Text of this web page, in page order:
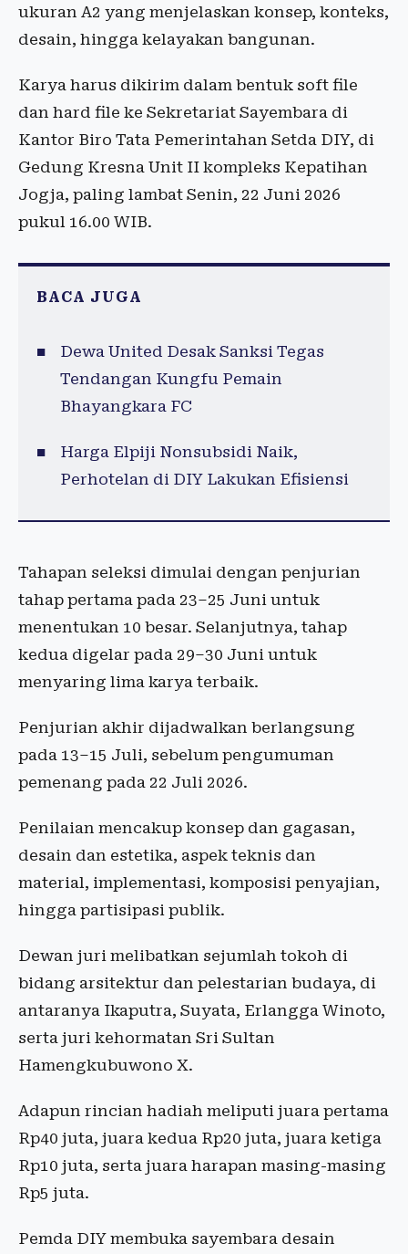
ukuran A2 yang menjelaskan konsep, konteks,
desain, hingga kelayakan bangunan.
Karya harus dikirim dalam bentuk soft file
dan hard file ke Sekretariat Sayembara di
Kantor Biro Tata Pemerintahan Setda DIY, di
Gedung Kresna Unit II kompleks Kepatihan
Jogja, paling lambat Senin, 22 Juni 2026
pukul 16.00 WIB.
BACA JUGA
Dewa United Desak Sanksi Tegas
Tendangan Kungfu Pemain
Bhayangkara FC
Harga Elpiji Nonsubsidi Naik,
Perhotelan di DIY Lakukan Efisiensi
Tahapan seleksi dimulai dengan penjurian
tahap pertama pada 23–25 Juni untuk
menentukan 10 besar. Selanjutnya, tahap
kedua digelar pada 29–30 Juni untuk
menyaring lima karya terbaik.
Penjurian akhir dijadwalkan berlangsung
pada 13–15 Juli, sebelum pengumuman
pemenang pada 22 Juli 2026.
Penilaian mencakup konsep dan gagasan,
desain dan estetika, aspek teknis dan
material, implementasi, komposisi penyajian,
hingga partisipasi publik.
Dewan juri melibatkan sejumlah tokoh di
bidang arsitektur dan pelestarian budaya, di
antaranya Ikaputra, Suyata, Erlangga Winoto,
serta juri kehormatan Sri Sultan
Hamengkubuwono X.
Adapun rincian hadiah meliputi juara pertama
Rp40 juta, juara kedua Rp20 juta, juara ketiga
Rp10 juta, serta juara harapan masing-masing
Rp5 juta.
Pemda DIY membuka sayembara desain